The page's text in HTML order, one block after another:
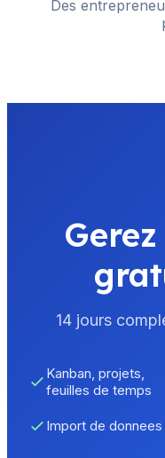
Des
14 jours
Kanban, projets,
feuilles de temps
Import de donnees